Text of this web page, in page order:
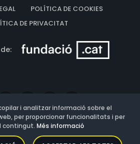
POLÍTICA DE COOKIES
DE PRIVACITAT
de:
3.13.0.202607011342
i analitzar informació sobre el
per proporcionar funcionalitats i per
contingut. Més informació